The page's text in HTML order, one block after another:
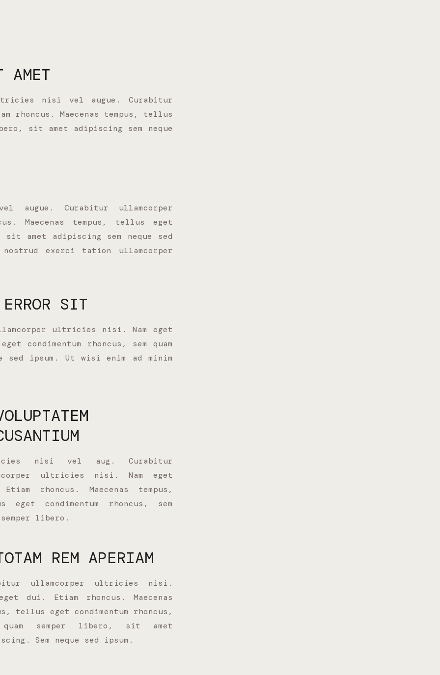
AMET
nisi vel augue. Curabitur
Maecenas tempus, tellus
sit amet adipiscing sem neque
augue. Curabitur ullamcorper
Maecenas tempus, tellus eget
sit amet adipiscing sem neque sed
exerci tation ullamcorper
SIT
ultricies nisi. Nam eget
condimentum rhoncus, sem quam
sed ipsum. Ut wisi enim ad minim
nisi vel aug. Curabitur
ultricies nisi. Nam eget
rhoncus. Maecenas tempus,
eget condimentum rhoncus, sem
semper libero.
REM APERIAM
ullamcorper ultricies nisi.
eget dui. Etiam rhoncus. Maecenas
tellus eget condimentum rhoncus,
quam semper libero, sit amet
Sem neque sed ipsum.